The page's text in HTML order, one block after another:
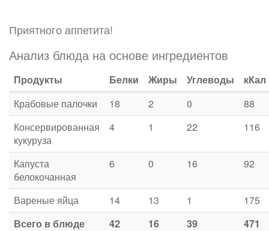
Приятного аппетита!
Анализ блюда на основе ингредиентов
Продукты Белки Жиры Углеводы
кКал
Крабовые палочки
18 2 0
88
Консервированная
кукуруза
4 1 22 116
Капуста
белокочанная
6 0 16 92
Вареные яйца 14 13 1
175
Всего в блюде
42 16 39
471